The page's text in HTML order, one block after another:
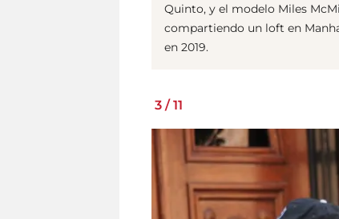
Quinto, y el modelo Miles
compartiendo un loft en
en 2019.
3 /11